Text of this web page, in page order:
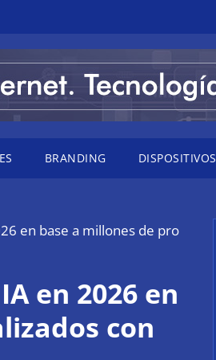
BRANDING DISPOSITIVOS
en base a millones de pro
en 2026 en
con